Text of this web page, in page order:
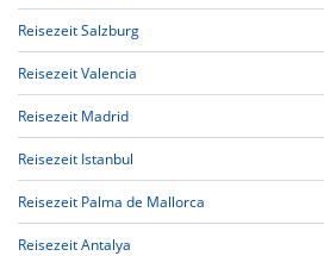
Reisezeit Salzburg
Reisezeit Valencia
Reisezeit Madrid
Reisezeit Istanbul
Reisezeit Palma de Mallorca
Reisezeit Antalya